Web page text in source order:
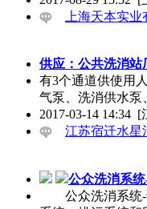
上海天本实业
供应：公共洗消站
有3个通道供使用
气泵、洗消供水泵
2017-03-14 14:34 [
江苏宿迁水星
公众洗消系
公众洗消系统-